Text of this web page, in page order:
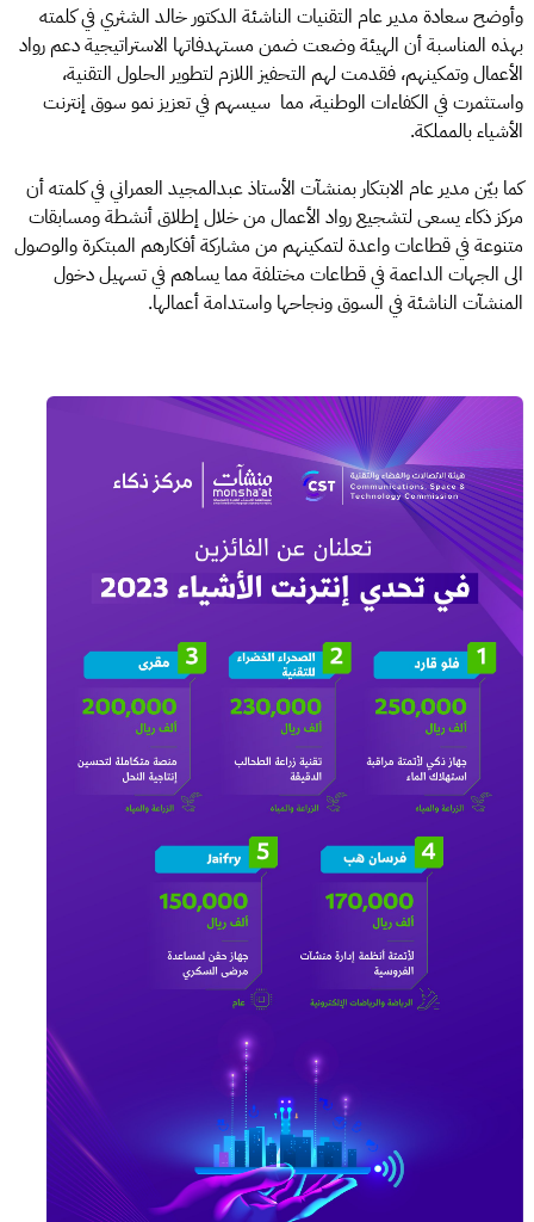
وأوضح سعادة مدير عام التقنيات الناشئة الدكتور خالد الشثري في كلمته
بهذه المناسبة أن الهيئة وضعت ضمن مستهدفاتها الاستراتيجية دعم رواد
الأعمال وتمكينهم، فقدمت لهم التحفيز اللازم لتطوير الحلول التقنية،
واستثمرت في الكفاءات الوطنية، مما سيسهم في تعزيز نمو سوق إنترنت
الأشياء بالمملكة.
كما بيّن مدير عام الابتكار بمنشآت الأستاذ عبدالمجيد العمراني في كلمته أن
مركز ذكاء يسعى لتشجيع رواد الأعمال من خلال إطلاق أنشطة ومسابقات
متنوعة في قطاعات واعدة لتمكينهم من مشاركة أفكارهم المبتكرة والوصول
الى الجهات الداعمة في قطاعات مختلفة مما يساهم في تسهيل دخول
المنشآت الناشئة في السوق ونجاحها واستدامة أعمالها.